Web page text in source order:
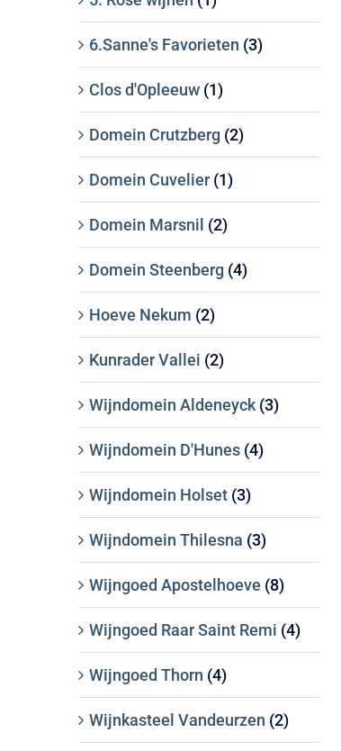
6.Sanne's Favorieten (3)
Clos d'Opleeuw (1)
Domein Crutzberg (2)
Domein Cuvelier (1)
Domein Marsnil (2)
Domein Steenberg (4)
Hoeve Nekum (2)
Kunrader Vallei (2)
Wijndomein Aldeneyck (3)
Wijndomein D'Hunes (4)
Wijndomein Holset (3)
Wijndomein Thilesna (3)
Wijngoed Apostelhoeve (8)
Wijngoed Raar Saint Remi (4)
Wijngoed Thorn (4)
Wijnkasteel Vandeurzen (2)